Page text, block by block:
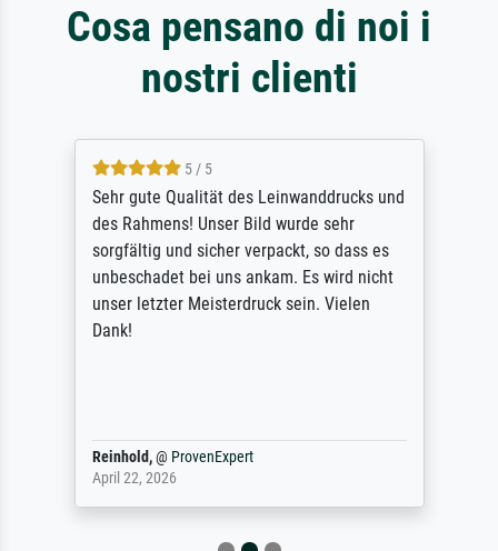
Cosa pensano di noi i
nostri clienti
5 / 5
Sehr gute Qualität des Leinwanddrucks und
des Rahmens! Unser Bild wurde sehr
sorgfältig und sicher verpackt, so dass es
unbeschadet bei uns ankam. Es wird nicht
unser letzter Meisterdruck sein. Vielen
Dank!
Reinhold,@ ProvenExpert
April 22, 2026